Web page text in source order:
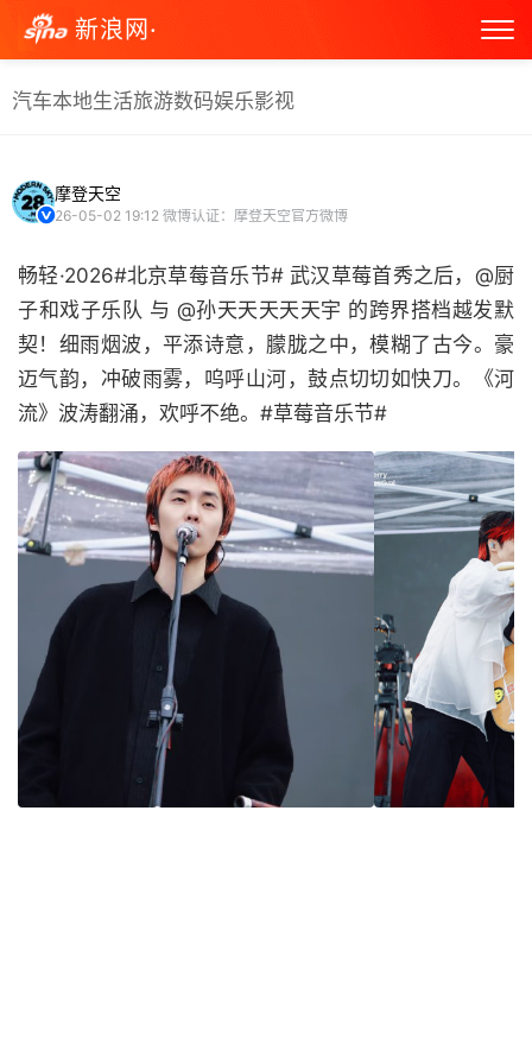
新浪网·
汽车本地生活旅游数码娱乐影视
摩登天空
26-05-02 19:12 微博认证：摩登天空官方微博
畅轻·2026#北京草莓音乐节# 武汉草莓首秀之后，@厨
子和戏子乐队 与 @孙天天天天天宇 的跨界搭档越发默
契！细雨烟波，平添诗意，朦胧之中，模糊了古今。豪
迈气韵，冲破雨雾，呜呼山河，鼓点切切如快刀。《河
流》波涛翻涌，欢呼不绝。#草莓音乐节# ​